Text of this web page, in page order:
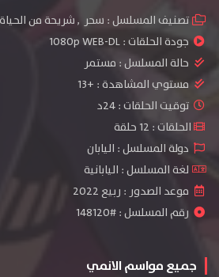
تصنيف المسلسل : سحر ,شريحة من الحياة
جودة الحلقات :1080p WEB-DL
حالة المسلسل : مستمر
مستوي المشاهدة : +13
توقيت الحلقات : 24د
الحلقات : 12 حلقة
دولة المسلسل : اليابان
لغة المسلسل : اليابانية
موعد الصدور : ربيع 2022
رقم المسلسل : #148120
جميع مواسم الانمي